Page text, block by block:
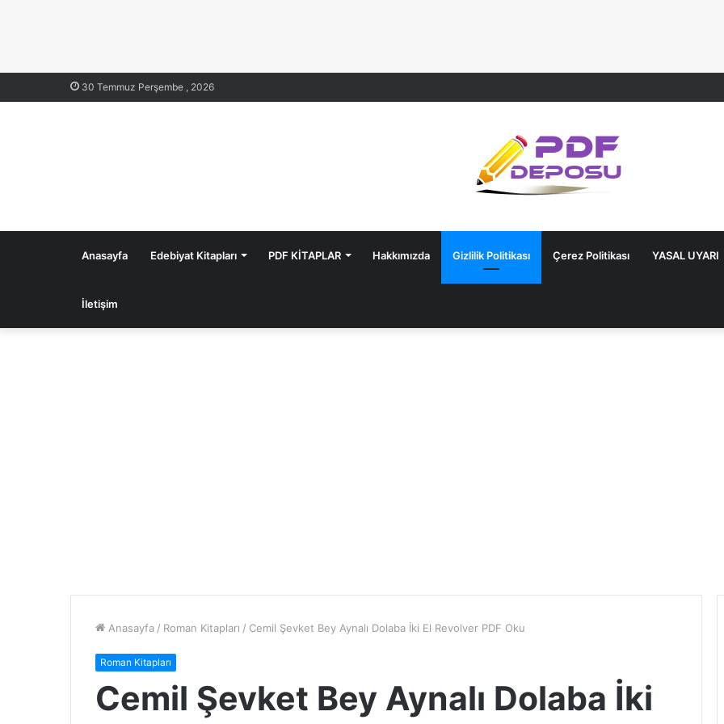
30 Temmuz Perşembe , 2026
Anasayfa Edebiyat Kitapları PDF KİTAPLAR Hakkımızda Gizlilik Politikası Çerez Politikası YASAL UYARI
İletişim
Anasayfa / Roman Kitapları / Cemil Şevket Bey Aynalı Dolaba İki El Revolver PDF Oku
Roman Kitapları
Cemil Şevket Bey Aynalı Dolaba İki